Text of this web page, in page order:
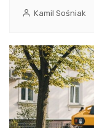
Kamil Sośniak